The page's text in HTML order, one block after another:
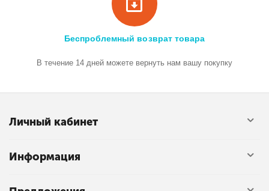
Беспроблемный возврат товара
В течение 14 дней можете вернуть нам вашу покупку
Личный кабинет
Информация